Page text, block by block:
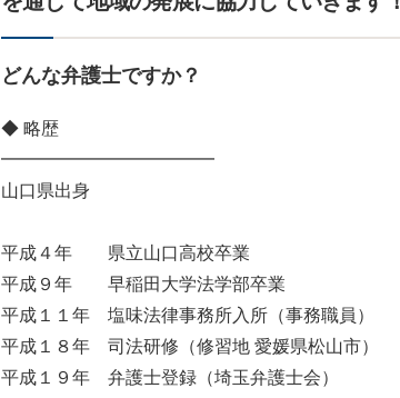
どんな弁護士ですか？
◆ 略歴
━━━━━━━━━━━━
山口県出身
平成４年 県立山口高校卒業
平成９年 早稲田大学法学部卒業
平成１１年 塩味法律事務所入所（事務職員）
平成１８年 司法研修（修習地 愛媛県松山市）
平成１９年 弁護士登録（埼玉弁護士会）